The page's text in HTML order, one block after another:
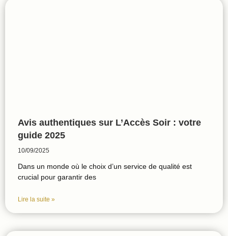
Avis authentiques sur L’Accès Soir : votre
guide 2025
10/09/2025
Dans un monde où le choix d’un service de qualité est
crucial pour garantir des
Lire la suite »